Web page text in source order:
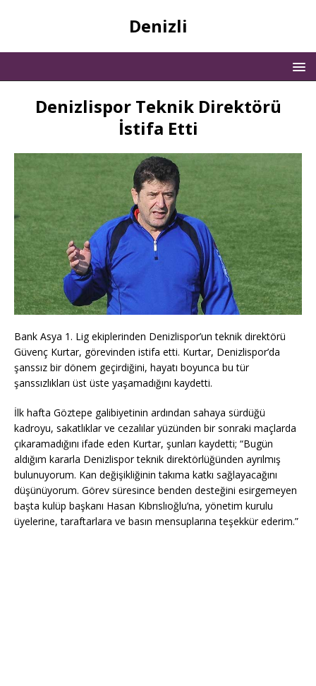
Denizli
Denizlispor Teknik Direktörü
İstifa Etti
Bank Asya 1. Lig ekiplerinden Denizlispor’un teknik direktörü
Güvenç Kurtar, görevinden istifa etti. Kurtar, Denizlispor’da
şanssız bir dönem geçirdiğini, hayatı boyunca bu tür
şanssızlıkları üst üste yaşamadığını kaydetti.
İlk hafta Göztepe galibiyetinin ardından sahaya sürdüğü
kadroyu, sakatlıklar ve cezalılar yüzünden bir sonraki maçlarda
çıkaramadığını ifade eden Kurtar, şunları kaydetti; “Bugün
aldığım kararla Denizlispor teknik direktörlüğünden ayrılmış
bulunuyorum. Kan değişikliğinin takıma katkı sağlayacağını
düşünüyorum. Görev süresince benden desteğini esirgemeyen
başta kulüp başkanı Hasan Kıbrıslıoğlu’na, yönetim kurulu
üyelerine, taraftarlara ve basın mensuplarına teşekkür ederim.”